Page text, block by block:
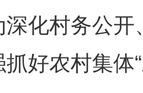
深化村务公
好农村集体